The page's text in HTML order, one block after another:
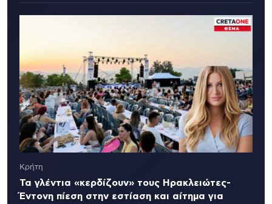
Κρήτη
Τα γλέντια «κερδίζουν» τους Ηρακλειώτες-
Έντονη πίεση στην εστίαση και αίτημα για